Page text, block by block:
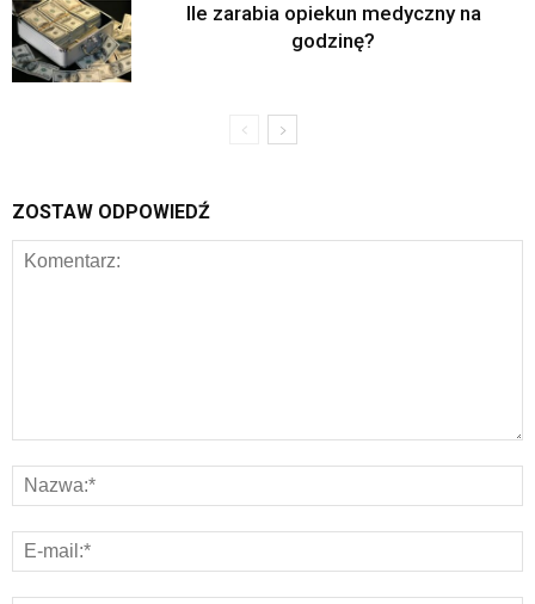
Ile zarabia opiekun medyczny na
godzinę?
ZOSTAW ODPOWIEDŹ